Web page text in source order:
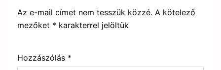
Az e-mail címet nem tesszük közzé. A kötelező
mezőket * karakterrel jelöltük
Hozzászólás *